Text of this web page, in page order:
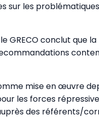
sur les
GRECO conclut que
mise en œuvre
les forces
des référents/